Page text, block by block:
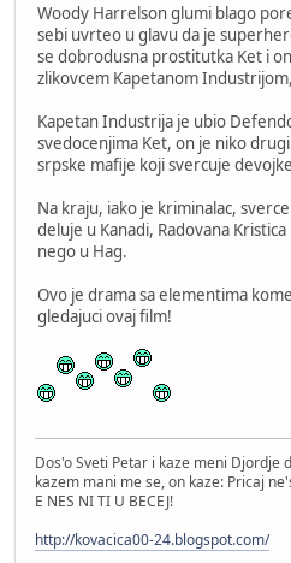
Woody Harrelson glumi blago
sebi uvrteo u glavu da je
se dobrodusna prostitutka Ket i
zlikovcem Kapetanom
Kapetan Industrija je ubio
svedocenjima Ket, on je niko
srpske mafije koji svercuje
Na kraju, iako je kriminalac,
deluje u Kanadi, Radovana
nego u Hag.
Ovo je drama sa elementima
gledajuci ovaj film!
Dos'o Sveti Petar i kaze meni Djordje
kazem mani me se, on kaze: Pricaj
E NES NI TI U BECEJ!
http://kovacica00-24.blogspot.com/